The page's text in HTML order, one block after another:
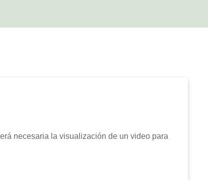
necesaria la visualización de un video para